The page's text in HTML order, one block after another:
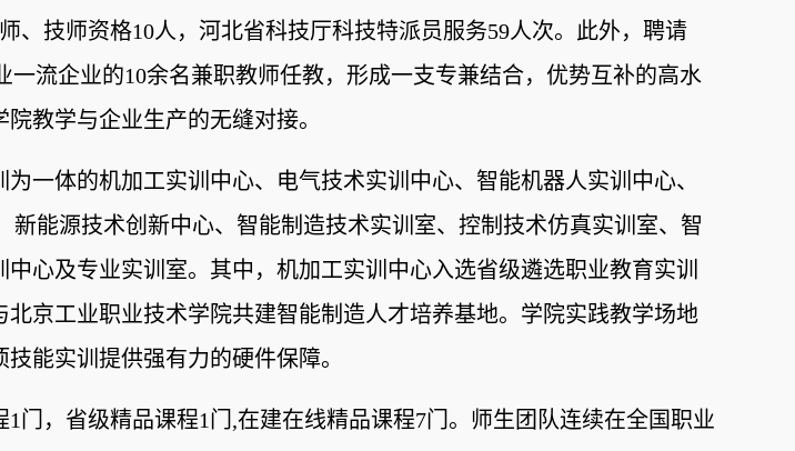
、技师资格10人，河北省科技厅科技特派员服务59人次。此外，聘请
一流企业的10余名兼职教师任教，形成一支专兼结合，优势互补的高水
教学与企业生产的无缝对接。
一体的机加工实训中心、电气技术实训中心、智能机器人实训中心、
新能源技术创新中心、智能制造技术实训室、控制技术仿真实训室、智
心及专业实训室。其中，机加工实训中心入选省级遴选职业教育实训
京工业职业技术学院共建智能制造人才培养基地。学院实践教学场地
能实训提供强有力的硬件保障。
1门，省级精品课程1门,在建在线精品课程7门。师生团队连续在全国职业